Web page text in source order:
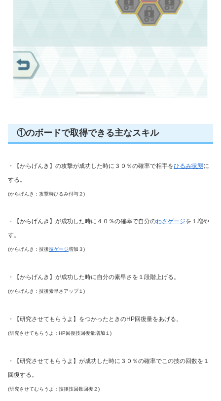
①のボードで取得できる主なスキル
・【からげんき】の攻撃が成功した時に３０％の確率で相手をひるみ状態に
する。
(からげんき：攻撃時ひるみ付与２)
・【からげんき】が成功した時に４０％の確率で自分のわざゲージを１増や
す。
(からげんき：技後技ゲージ増加３)
・【からげんき】が成功した時に自分の素早さを１段階上げる。
(からげんき：技後素早さアップ１)
・【研究させてもらうよ】をつかったときのHP回復量をあげる。
(研究させてもらうよ：HP回復技回復量増加１)
・【研究させてもらうよ】が成功した時に３０％の確率でこの技の回数を１
回復する。
(研究させてむらうよ：技後技回数回復２)